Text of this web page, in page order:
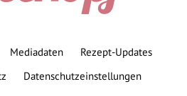
Mediadaten
Rezept-Updates
Datenschutzeinstellungen